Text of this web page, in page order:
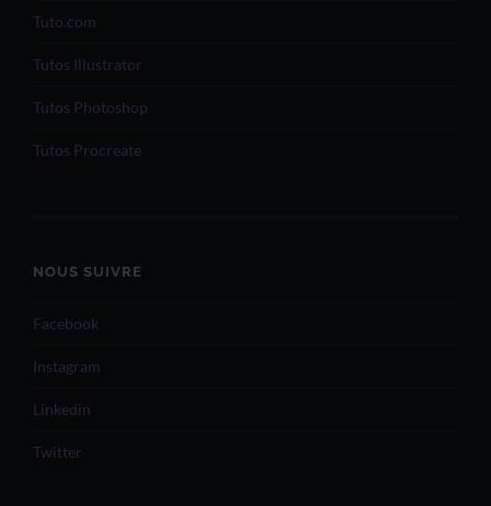
Tuto.com
Tutos Illustrator
Tutos Photoshop
Tutos Procreate
NOUS SUIVRE
Facebook
Instagram
Linkedin
Twitter